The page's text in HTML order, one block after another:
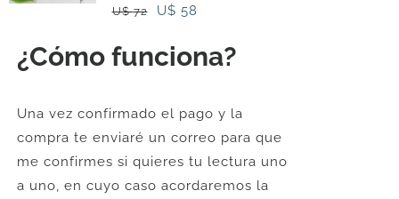
U$72
El
original
U$
U$ 58
actual
¿Cómo funciona?
Una vez confirmado el pago y la
compra te enviaré un correo para que
me confirmes si quieres tu lectura uno
a uno, en cuyo caso acordaremos la